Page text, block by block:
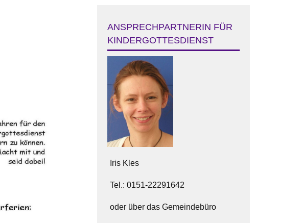
ANSPRECHPARTNERIN FÜR
KINDERGOTTESDIENST
Iris Kles
Tel.: 0151-22291642
oder über das Gemeindebüro